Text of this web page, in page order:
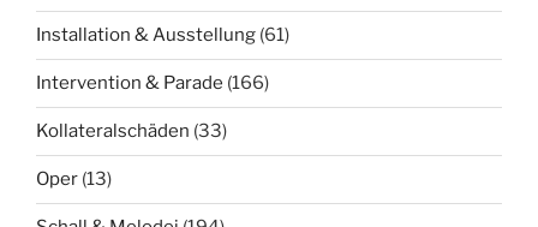
Installation & Ausstellung (61)
Intervention & Parade (166)
Kollateralschäden (33)
Oper (13)